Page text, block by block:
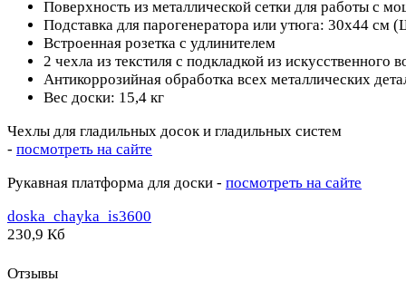
Поверхность из металлической сетки для работы с
Подставка для парогенератора или утюга: 30х44 см
Встроенная розетка с удлинителем
2 чехла из текстиля с подкладкой из искусственного
Антикоррозийная обработка всех металлических
Вес доски: 15,4 кг
Чехлы для гладильных досок и гладильных систем
- посмотреть на сайте
Рукавная платформа для доски - посмотреть на сайте
doska_chayka_is3600
230,9 Кб
Отзывы